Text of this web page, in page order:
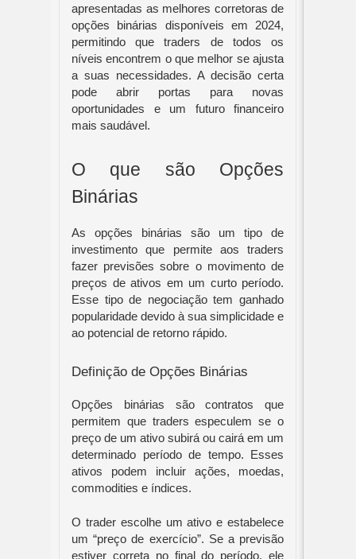
apresentadas as melhores corretoras de
opções binárias disponíveis em 2024,
permitindo que traders de todos os
níveis encontrem o que melhor se ajusta
a suas necessidades. A decisão certa
pode abrir portas para novas
oportunidades e um futuro financeiro
mais saudável.
O que são Opções
Binárias
As opções binárias são um tipo de
investimento que permite aos traders
fazer previsões sobre o movimento de
preços de ativos em um curto período.
Esse tipo de negociação tem ganhado
popularidade devido à sua simplicidade e
ao potencial de retorno rápido.
Definição de Opções Binárias
Opções binárias são contratos que
permitem que traders especulem se o
preço de um ativo subirá ou cairá em um
determinado período de tempo. Esses
ativos podem incluir ações, moedas,
commodities e índices.
O trader escolhe um ativo e estabelece
um “preço de exercício”. Se a previsão
estiver correta no final do período, ele